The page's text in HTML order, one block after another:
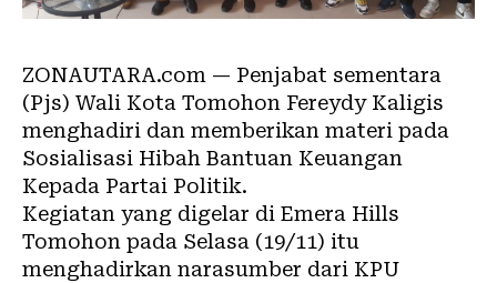
ZONAUTARA.com — Penjabat sementara
(Pjs) Wali Kota Tomohon Fereydy Kaligis
menghadiri dan memberikan materi pada
Sosialisasi Hibah Bantuan Keuangan
Kepada Partai Politik.
Kegiatan yang digelar di Emera Hills
Tomohon pada Selasa (19/11) itu
menghadirkan narasumber dari KPU